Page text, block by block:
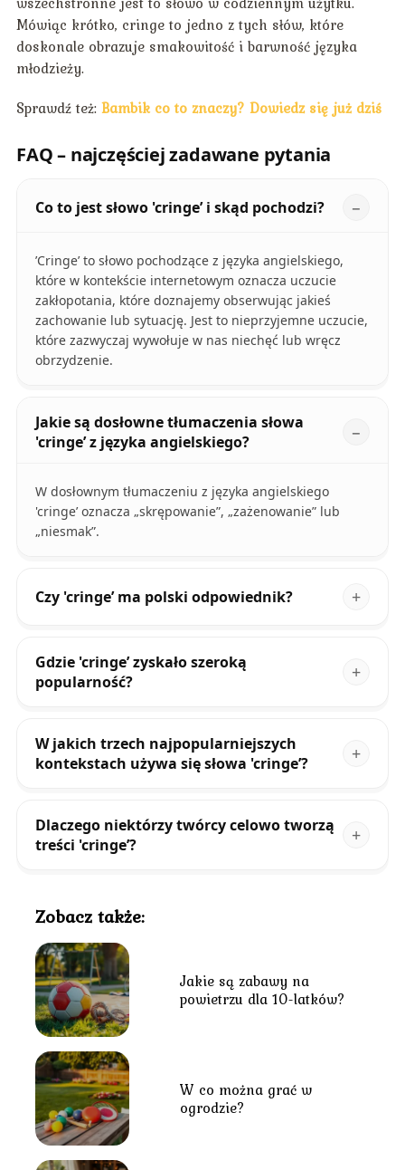
Mówiąc krótko, cringe to jedno z tych słów, które
doskonale obrazuje smakowitość i barwność języka
młodzieży.
Sprawdź też: Bambik co to znaczy? Dowiedz się już dziś
FAQ – najczęściej zadawane pytania
Co to jest słowo 'cringe’ i skąd pochodzi?
’Cringe’ to słowo pochodzące z języka angielskiego,
które w kontekście internetowym oznacza uczucie
zakłopotania, które doznajemy obserwując jakieś
zachowanie lub sytuację. Jest to nieprzyjemne uczucie,
które zazwyczaj wywołuje w nas niechęć lub wręcz
obrzydzenie.
Jakie są dosłowne tłumaczenia słowa
'cringe’ z języka angielskiego?
W dosłownym tłumaczeniu z języka angielskiego
'cringe’ oznacza „skrępowanie”, „zażenowanie” lub
„niesmak”.
Czy 'cringe’ ma polski odpowiednik?
Gdzie 'cringe’ zyskało szeroką
popularność?
W jakich trzech najpopularniejszych
kontekstach używa się słowa 'cringe’?
Dlaczego niektórzy twórcy celowo tworzą
treści 'cringe’?
Zobacz także:
Jakie są zabawy na
powietrzu dla 10-latków?
W co można grać w
ogrodzie?